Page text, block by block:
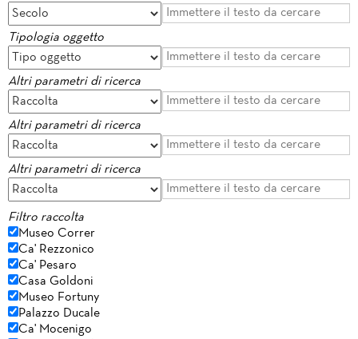
Tipologia oggetto
Altri parametri di ricerca
Altri parametri di ricerca
Altri parametri di ricerca
Filtro raccolta
Museo Correr
Ca' Rezzonico
Ca' Pesaro
Casa Goldoni
Museo Fortuny
Palazzo Ducale
Ca' Mocenigo